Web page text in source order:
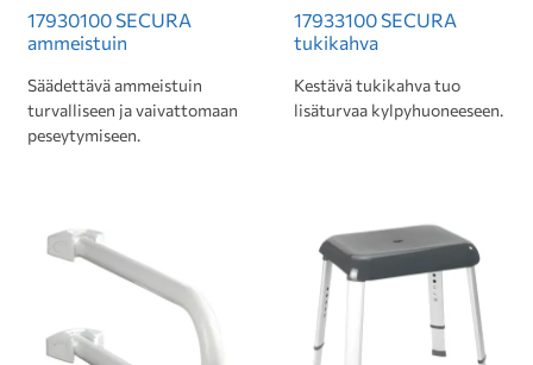
17930100 SECURA
ammeistuin
Säädettävä ammeistuin
turvalliseen ja vaivattomaan
peseytymiseen.
17933100 SECURA
tukikahva
Kestävä tukikahva tuo
lisäturvaa kylpyhuoneeseen.